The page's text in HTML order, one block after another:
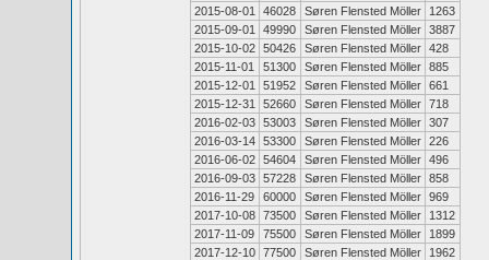
2015-08-01
46028 Søren Flensted Möller
1263
2015-09-01
49990 Søren Flensted Möller 3887
2015-10-02 50426 Søren Flensted Möller 428
2015-11-01
51300 Søren Flensted Möller 885
2015-12-01
51952 Søren Flensted Möller 661
2015-12-31
52660 Søren Flensted Möller 718
2016-02-03 53003 Søren Flensted Möller 307
2016-03-14 53300 Søren Flensted Möller 226
2016-06-02 54604 Søren Flensted Möller 496
2016-09-03 57228 Søren Flensted Möller 858
2016-11-29
60000 Søren Flensted Möller 969
2017-10-08 73500 Søren Flensted Möller
1312
2017-11-09
75500 Søren Flensted Möller
1899
2017-12-10 77500 Søren Flensted Möller
1962